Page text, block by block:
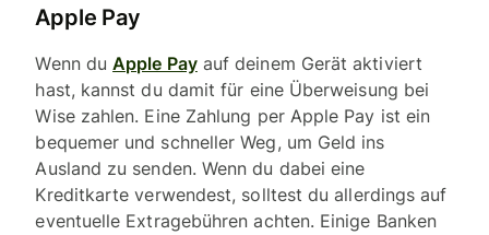
Apple Pay
Wenn duApple Payauf deinem Gerät aktiviert
hast, kannst du damit für eine Überweisung bei
Wise zahlen. Eine Zahlung per Apple Pay ist ein
bequemer und schneller Weg, um Geld ins
Ausland zu senden. Wenn du dabei eine
Kreditkarte verwendest, solltest du allerdings auf
eventuelle Extragebühren achten. Einige Banken